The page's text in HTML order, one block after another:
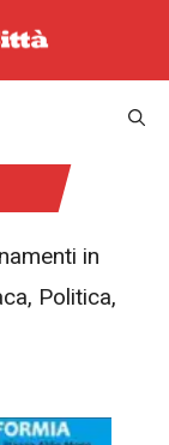
in
Politica,